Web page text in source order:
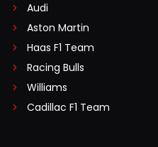
Audi
Aston Martin
Haas F1 Team
Racing Bulls
Williams
Cadillac F1 Team